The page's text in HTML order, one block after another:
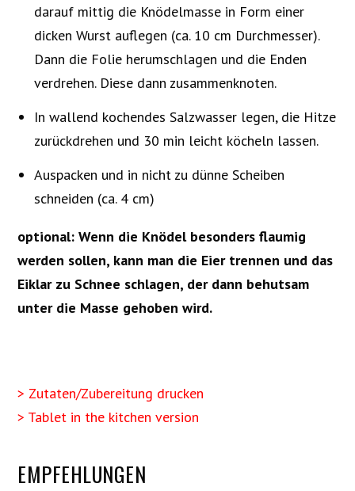
darauf mittig die Knödelmasse in Form einer
dicken Wurst auflegen (ca. 10 cm Durchmesser).
Dann die Folie herumschlagen und die Enden
verdrehen. Diese dann zusammenknoten.
In wallend kochendes Salzwasser legen, die Hitze
zurückdrehen und 30 min leicht köcheln lassen.
Auspacken und in nicht zu dünne Scheiben
schneiden (ca. 4 cm)
optional: Wenn die Knödel besonders flaumig
werden sollen, kann man die Eier trennen und das
Eiklar zu Schnee schlagen, der dann behutsam
unter die Masse gehoben wird.
> Zutaten/Zubereitung drucken
> Tablet in the kitchen version
EMPFEHLUNGEN